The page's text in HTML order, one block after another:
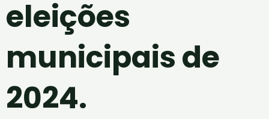
eleições
municipais de
2024.